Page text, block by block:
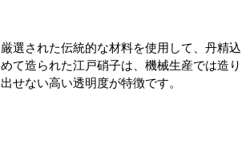
厳選された伝統的な材料を使用して、丹精込
めて造られた江戸硝子は、機械生産では造り
出せない高い透明度が特徴です。